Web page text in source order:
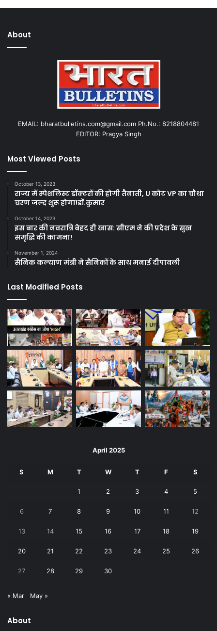
About
EMAIL: bharatbulletins.com@gmail.com Ph.No.: 8218804481
EDITOR: Pragya Singh
Most Viewed Posts
October 13, 2023
राज्य में स्पेशलिस्ट डॉक्टरों की होगी तैनाती, U कोट VP का चौथा
चरण जल्द शुरू होगा!डॉ.कुमार
October 14, 2023
इस बार की नवरात्रि बेहद ही खास: सीएम ने की प्रदेश के सुख
समृद्धि की कामना!
November 1, 2024
सैनिक कल्याण मंत्री ने सैनिकों के साथ मनाई दीपावली
Last Modified Posts
April 2025
S M T W T F S
1 2 3 4 5
6 7 8 9 10 11 12
13 14 15 16 17 18 19
20 21 22 23 24 25 26
27 28 29 30
« Mar May »
About